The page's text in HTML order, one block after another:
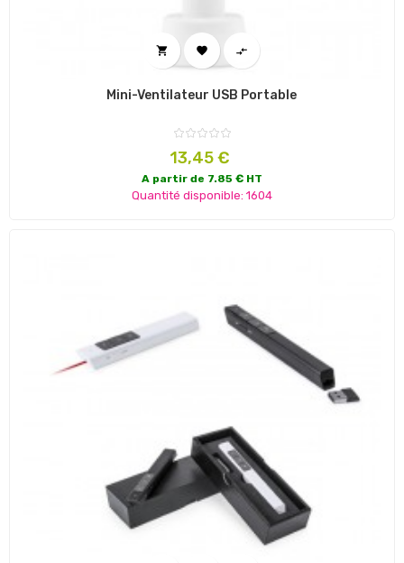
  
Mini-Ventilateur USB Portable
Prix
13,45 €
A partir de 7.85 € HT
Quantité disponible: 1604